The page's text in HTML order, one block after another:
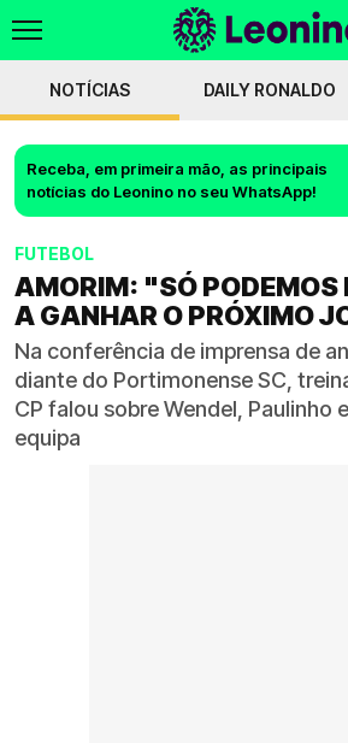
NOTÍCIAS DAILY RONALDO
Receba, em primeira mão, as principais
notícias do Leonino no seu WhatsApp!
FUTEBOL
AMORIM: "SÓ PODEMOS
A GANHAR O PRÓXIMO
Na conferência de imprensa de
diante do Portimonense SC,
CP falou sobre Wendel, Paulinho
equipa